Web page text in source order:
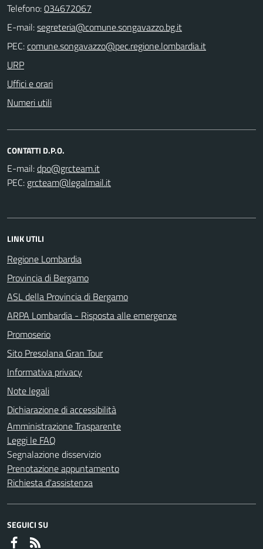
Telefono:034672067
E-mail:
PEC:
URP
Uffici e orari
Numeri utili
CONTATTI D.P.O.
E-mail:
PEC:
LINK UTILI
Regione Lombardia
Provincia di Bergamo
ASL della Provincia di Bergamo
ARPA Lombardia - Risposta alle emergenze
Promoserio
Sito Presolana Gran Tour
Informativa privacy
Note legali
Dichiarazione di accessibilità
Amministrazione Trasparente
Leggi le FAQ
Segnalazione disservizio
Prenotazione appuntamento
Richiesta d'assistenza
SEGUICI SU